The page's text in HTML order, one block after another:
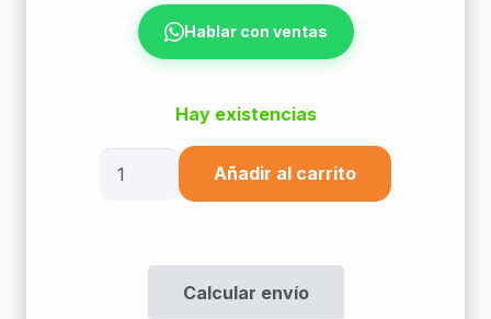
Hablar con ventas
Hay existencias
Añadir al carrito
Calcular envío